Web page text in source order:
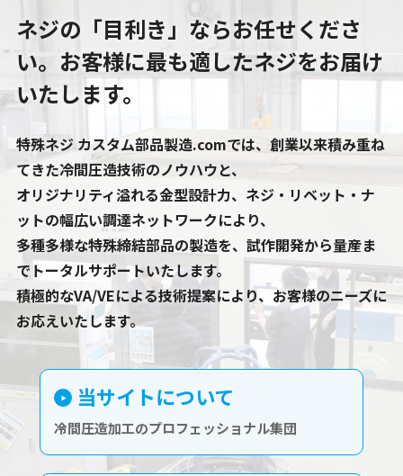
ネジの「目利き」ならお任せくださ
い。 お客様に最も適したネジをお届け
いたします。
特殊ネジ カスタム部品製造.comでは、創業以来積み重ね
てきた冷間圧造技術のノウハウと、
オリジナリティ溢れる金型設計力、ネジ・リベット・ナ
ットの幅広い調達ネットワークにより、
多種多様な特殊締結部品の製造を、試作開発から量産ま
でトータルサポートいたします。
積極的なVA/VEによる技術提案により、お客様のニーズに
お応えいたします。
当サイトについて
冷間圧造加工のプロフェッショナル集団